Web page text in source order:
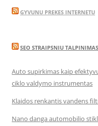
GYVUNU PREKES INTERNETU
SEO STRAIPSNIU TALPINIMAS
Auto supirkimas kaip
ciklo valdymo instrumentas
Klaidos renkantis vandens
Nano danga automobilio